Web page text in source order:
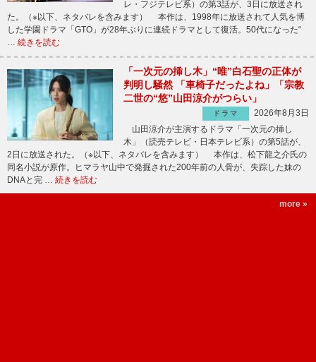
レ・フジテレビ系）の第3話が、3日に放送され
た。（※以下、ネタバレを含みます） 本作は、1998年に放送されて人気を博
した学園ドラマ「GTO」が28年ぶりに連続ドラマとして復活。50代になった“
続きを読む
「一次元の挿し木」“唯”白石聖の正体が
判明し騒然 「車椅子だったよね」「宗教
二世の“悠”山田涼介がつらい」
ドラマ
2026年8月3日
山田涼介が主演するドラマ「一次元の挿し
木」（読売テレビ・日本テレビ系）の第5話が、
2日に放送された。（※以下、ネタバレを含みます） 本作は、松下龍之介氏の
同名小説が原作。ヒマラヤ山中で発掘された200年前の人骨が、失踪した妹の
DNAと完 … 続きを読む
more »